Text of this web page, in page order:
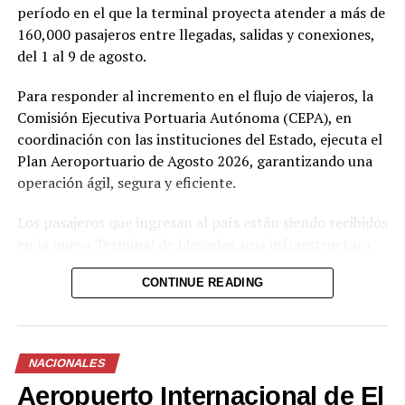
Facebook X
período en el que la terminal proyecta atender a más de
160,000 pasajeros entre llegadas, salidas y conexiones,
del 1 al 9 de agosto.
Para responder al incremento en el flujo de viajeros, la
Comisión Ejecutiva Portuaria Autónoma (CEPA), en
coordinación con las instituciones del Estado, ejecuta el
Plan Aeroportuario de Agosto 2026, garantizando una
operación ágil, segura y eficiente.
Los pasajeros que ingresan al país están siendo recibidos
moderna diseñada para agilizar el ingreso y mejorar la
experiencia de viaje. Ahora el aeropuerto cuenta con 73
con 12 bandas transportadoras capaces de procesar
hasta 16,500 maletas por hora.
Como parte del compromiso de brindar una atención
CONTINUE READING
NACIONALES
Aeropuerto Internacional de El